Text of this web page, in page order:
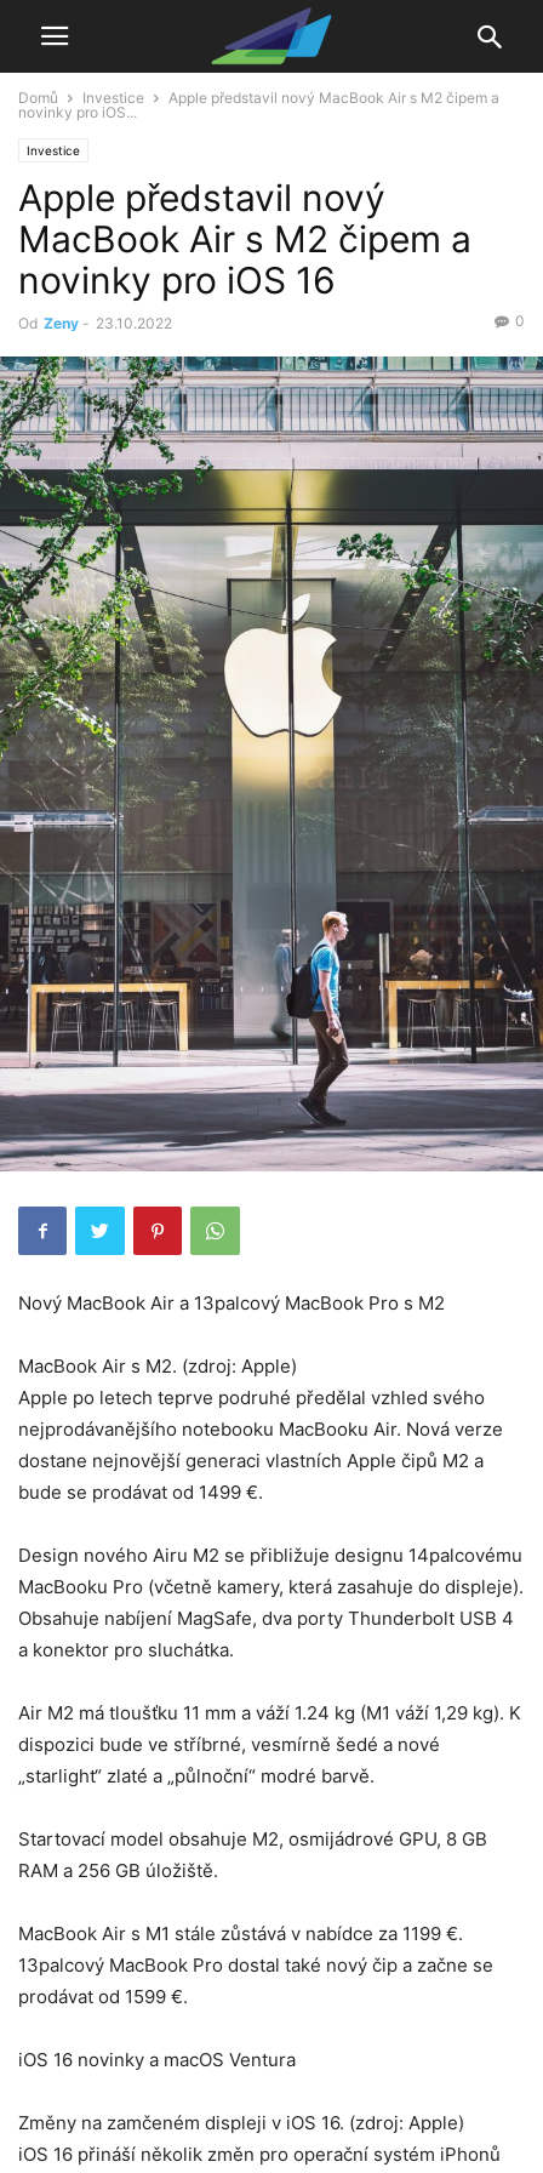
Domů Investice
Apple představil nový MacBook Air s M2 čipem a
novinky pro iOS...
Investice
Apple představil nový
MacBook Air s M2 čipem a
novinky pro iOS 16
Od Zeny - 23.10.2022 0
Nový MacBook Air a 13palcový MacBook Pro s M2
MacBook Air s M2. (zdroj: Apple)
Apple po letech teprve podruhé předělal vzhled svého
nejprodávanějšího notebooku MacBooku Air. Nová verze
dostane nejnovější generaci vlastních Apple čipů M2 a
bude se prodávat od 1499 €.
Design nového Airu M2 se přibližuje designu 14palcovému
MacBooku Pro (včetně kamery, která zasahuje do displeje).
Obsahuje nabíjení MagSafe, dva porty Thunderbolt USB 4
a konektor pro sluchátka.
Air M2 má tloušťku 11 mm a váží 1.24 kg (M1 váží 1,29 kg). K
dispozici bude ve stříbrné, vesmírně šedé a nové
„starlight“ zlaté a „půlnoční“ modré barvě.
Startovací model obsahuje M2, osmijádrové GPU, 8 GB
RAM a 256 GB úložiště.
MacBook Air s M1 stále zůstává v nabídce za 1199 €.
13palcový MacBook Pro dostal také nový čip a začne se
prodávat od 1599 €.
iOS 16 novinky a macOS Ventura
Změny na zamčeném displeji v iOS 16. (zdroj: Apple)
iOS 16 přináší několik změn pro operační systém iPhonů